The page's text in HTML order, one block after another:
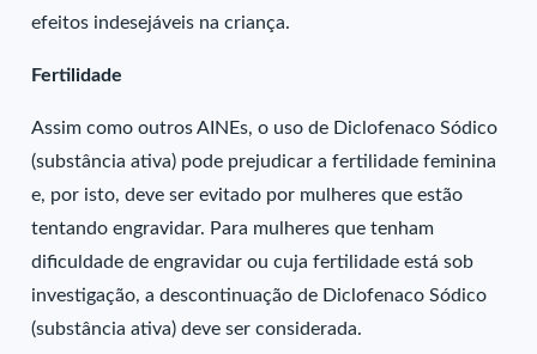
efeitos indesejáveis na criança.
Fertilidade
Assim como outros AINEs, o uso de Diclofenaco Sódico
(substância ativa) pode prejudicar a fertilidade feminina
e, por isto, deve ser evitado por mulheres que estão
tentando engravidar. Para mulheres que tenham
dificuldade de engravidar ou cuja fertilidade está sob
investigação, a descontinuação de Diclofenaco Sódico
(substância ativa) deve ser considerada.